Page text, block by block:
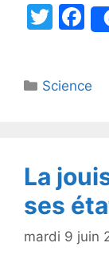
T
er
F
a
e
o
k
Catégories
Science
La
ses
mardi 9 juin